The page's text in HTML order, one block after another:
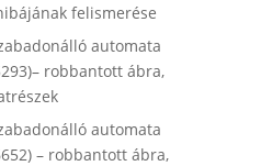
felismerése
automata
robbantott ábra,
automata
– robbantott ábra,